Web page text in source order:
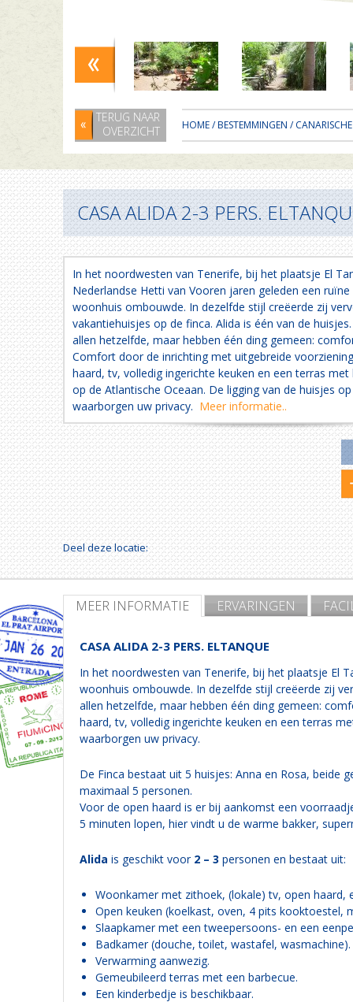
TERUG NAAR
OVERZICHT
HOME/BESTEMMINGEN /
CASA ALIDA 2-3 PERS.
In het noordwesten van Tenerife, bij het plaatsje El
Nederlandse Hetti van Vooren jaren geleden een
woonhuis ombouwde. In dezelfde stijl creëerde zij
vakantiehuisjes op de finca. Alida is één van de
allen hetzelfde, maar hebben één ding gemeen:
Comfort door de inrichting met uitgebreide
haard, tv, volledig ingerichte keuken en een terras
op de Atlantische Oceaan. De ligging van de huisjes
waarborgen uw privacy. Meer informatie..
Deel deze locatie:
MEER INFORMATIE ERVARINGEN
CASA ALIDA 2-3 PERS. ELTANQUE
In het noordwesten van Tenerife, bij het plaatsje El
woonhuis ombouwde. In dezelfde stijl creëerde zij
allen hetzelfde, maar hebben één ding gemeen:
haard, tv, volledig ingerichte keuken en een terras
waarborgen uw privacy.
De Finca bestaat uit 5 huisjes: Anna en Rosa, beide
maximaal 5 personen.
Voor de open haard is er bij aankomst een
5 minuten lopen, hier vindt u de warme bakker,
Alida is geschikt voor 2 – 3 personen en bestaat uit:
Woonkamer met zithoek, (lokale) tv, open haard,
Open keuken (koelkast, oven, 4 pits
Slaapkamer met een tweepersoons- en een
Badkamer (douche, toilet, wastafel, wasmachine).
Verwarming aanwezig.
Gemeubileerd terras met een barbecue.
Een kinderbedje is beschikbaar.